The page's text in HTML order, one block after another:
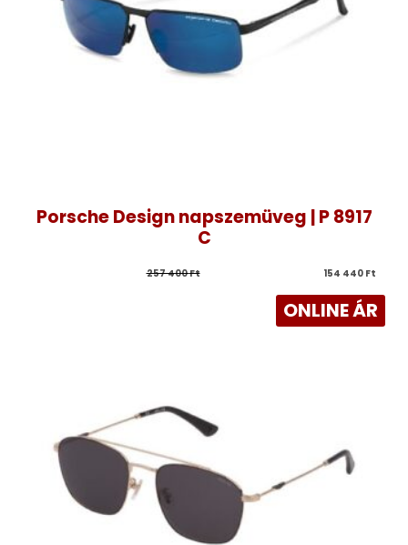
Porsche Design napszemüveg | P 8917
C
257 400 Ft 154 440 Ft
ONLINE ÁR